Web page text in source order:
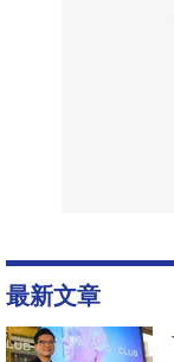
最新文章